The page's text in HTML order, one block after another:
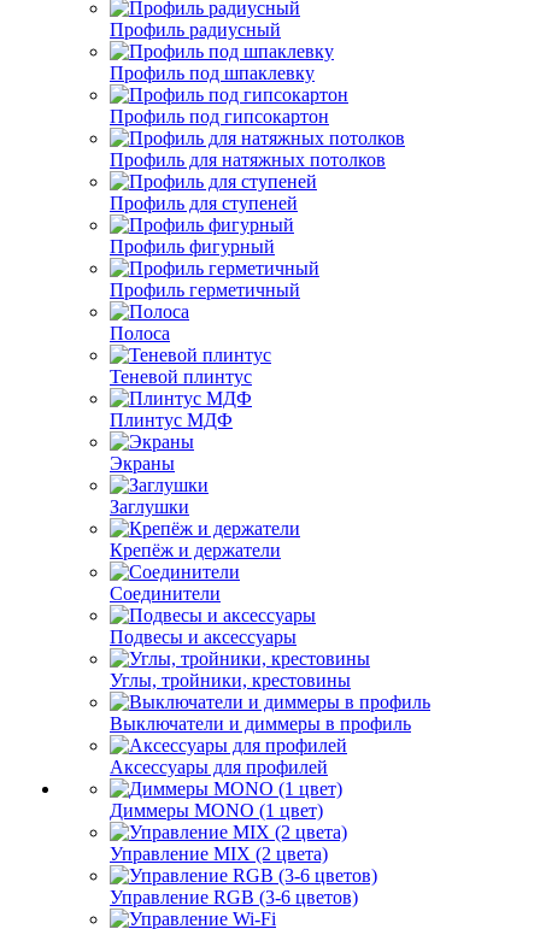
Профиль радиусный
Профиль под шпаклевку
Профиль под гипсокартон
Профиль для натяжных потолков
Профиль для ступеней
Профиль фигурный
Профиль герметичный
Полоса
Теневой плинтус
Плинтус МДФ
Экраны
Заглушки
Крепёж и держатели
Соединители
Подвесы и аксессуары
Углы, тройники, крестовины
Выключатели и диммеры в профиль
Аксессуары для профилей
Диммеры MONO (1 цвет)
Управление MIX (2 цвета)
Управление RGB (3-6 цветов)